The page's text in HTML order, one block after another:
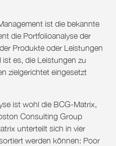
ist die bekannte
die Portfolioanalyse der
Produkte oder Leistungen
ist es, die Leistungen zu
zielgerichtet eingesetzt
ist wohl die BCG-Matrix,
Consulting Group
unterteilt sich in vier
werden können: Poor